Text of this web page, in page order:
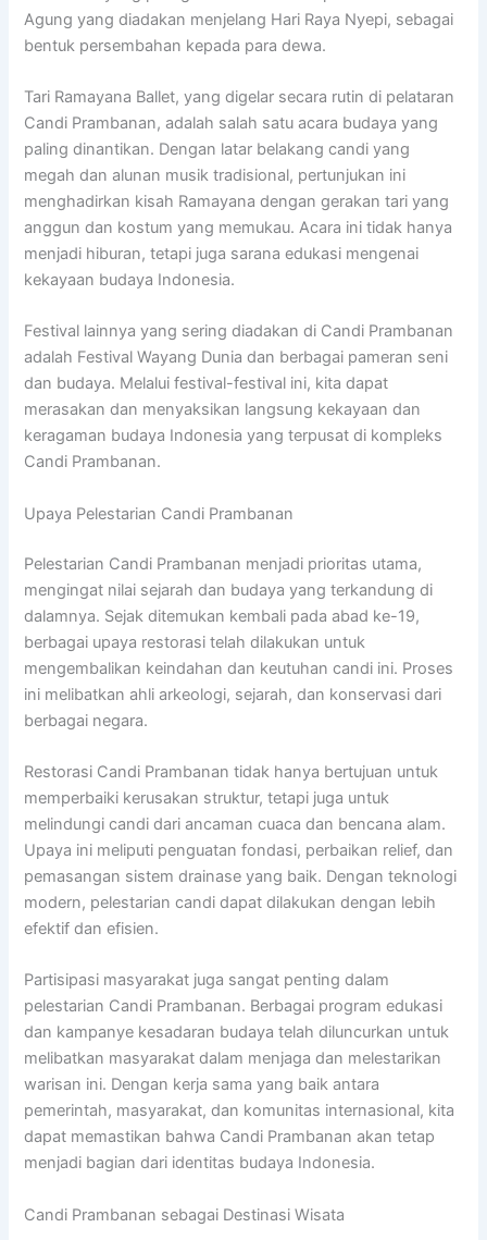
Agung yang diadakan menjelang Hari Raya Nyepi, sebagai
bentuk persembahan kepada para dewa.
Tari Ramayana Ballet, yang digelar secara rutin di pelataran
Candi Prambanan, adalah salah satu acara budaya yang
paling dinantikan. Dengan latar belakang candi yang
megah dan alunan musik tradisional, pertunjukan ini
menghadirkan kisah Ramayana dengan gerakan tari yang
anggun dan kostum yang memukau. Acara ini tidak hanya
menjadi hiburan, tetapi juga sarana edukasi mengenai
kekayaan budaya Indonesia.
Festival lainnya yang sering diadakan di Candi Prambanan
adalah Festival Wayang Dunia dan berbagai pameran seni
dan budaya. Melalui festival-festival ini, kita dapat
merasakan dan menyaksikan langsung kekayaan dan
keragaman budaya Indonesia yang terpusat di kompleks
Candi Prambanan.
Upaya Pelestarian Candi Prambanan
Pelestarian Candi Prambanan menjadi prioritas utama,
mengingat nilai sejarah dan budaya yang terkandung di
dalamnya. Sejak ditemukan kembali pada abad ke-19,
berbagai upaya restorasi telah dilakukan untuk
mengembalikan keindahan dan keutuhan candi ini. Proses
ini melibatkan ahli arkeologi, sejarah, dan konservasi dari
berbagai negara.
Restorasi Candi Prambanan tidak hanya bertujuan untuk
memperbaiki kerusakan struktur, tetapi juga untuk
melindungi candi dari ancaman cuaca dan bencana alam.
Upaya ini meliputi penguatan fondasi, perbaikan relief, dan
pemasangan sistem drainase yang baik. Dengan teknologi
modern, pelestarian candi dapat dilakukan dengan lebih
efektif dan efisien.
Partisipasi masyarakat juga sangat penting dalam
pelestarian Candi Prambanan. Berbagai program edukasi
dan kampanye kesadaran budaya telah diluncurkan untuk
melibatkan masyarakat dalam menjaga dan melestarikan
warisan ini. Dengan kerja sama yang baik antara
pemerintah, masyarakat, dan komunitas internasional, kita
dapat memastikan bahwa Candi Prambanan akan tetap
menjadi bagian dari identitas budaya Indonesia.
Candi Prambanan sebagai Destinasi Wisata